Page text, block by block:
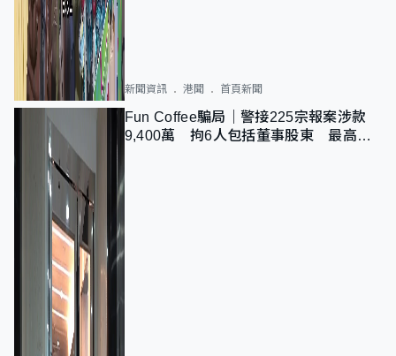
新聞資訊 港聞 首頁新聞
Fun Coffee騙局｜警接225宗報案涉款
9,400萬 拘6人包括董事股東 最高金